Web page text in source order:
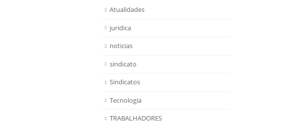
Atualidades
juridica
noticias
sindicato
Sindicatos
Tecnologia
TRABALHADORES